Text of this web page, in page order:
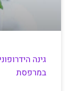
גינה
במרפסת